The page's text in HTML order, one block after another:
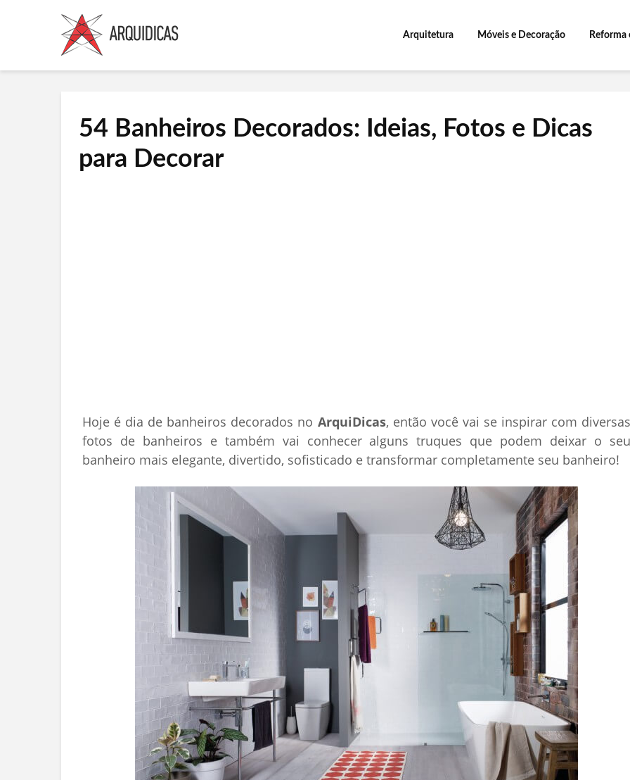
Arquitetura Móveis e Decoração Reforma
54 Banheiros Decorados: Ideias, Fotos e Dicas
para Decorar
Hoje é dia de banheiros decorados no ArquiDicas, então você vai se inspirar com diversas
fotos de banheiros e também vai conhecer alguns truques que podem deixar o seu
banheiro mais elegante, divertido, sofisticado e transformar completamente seu banheiro!